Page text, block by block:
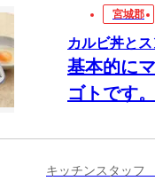
宮城郡
カルビ丼と
基本的に
ゴトです。
キッチンスタッフ